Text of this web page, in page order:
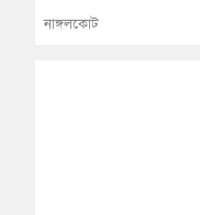
নাঙ্গলকোট